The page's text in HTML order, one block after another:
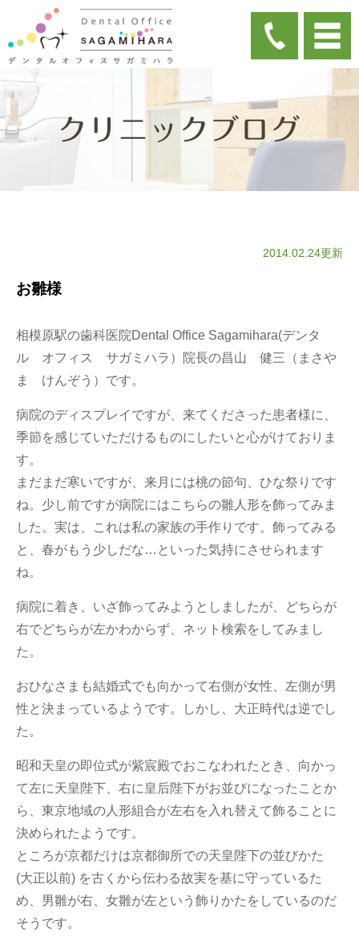
クリニックブログ
2014.02.24更新
お雛様
相模原駅の歯科医院Dental Office Sagamihara(デンタ
ル オフィス サガミハラ）院長の昌山 健三（まさや
ま けんぞう）です。
病院のディスプレイですが、来てくださった患者様に、
季節を感じていただけるものにしたいと心がけておりま
す。
まだまだ寒いですが、来月には桃の節句、ひな祭りです
ね。少し前ですが病院にはこちらの雛人形を飾ってみま
した。実は、これは私の家族の手作りです。飾ってみる
と、春がもう少しだな…といった気持にさせられます
ね。
病院に着き、いざ飾ってみようとしましたが、どちらが
右でどちらが左かわからず、ネット検索をしてみまし
た。
おひなさまも結婚式でも向かって右側が女性、左側が男
性と決まっているようです。しかし、大正時代は逆でし
た。
昭和天皇の即位式が紫宸殿でおこなわれたとき、向かっ
て左に天皇陛下、右に皇后陛下がお並びになったことか
ら、東京地域の人形組合が左右を入れ替えて飾ることに
決められたようです。
ところが京都だけは京都御所での天皇陛下の並びかた
(大正以前) を古くから伝わる故実を基に守っているた
め、男雛が右、女雛が左という飾りかたをしているのだ
そうです。